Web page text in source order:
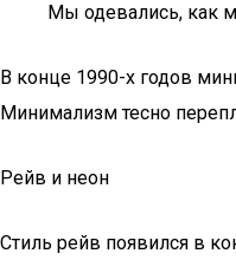
Мы одевались, как
В конце 1990-х годов
Минимализм тесно
Рейв и неон
Стиль рейв появился в